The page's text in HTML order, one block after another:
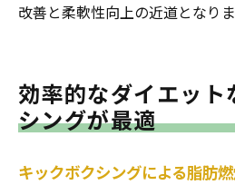
改善と柔軟性向上の近道となりま
効率的なダイエット
シングが最適
キックボクシングによる脂肪